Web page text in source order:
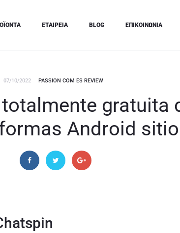
ΕΤΑΙΡΕΙΑ BLOG ΕΠΙΚΟΙΝΩΝΙΑ
07/10/2022 PASSION COM ES REVIEW
gratuita
Android